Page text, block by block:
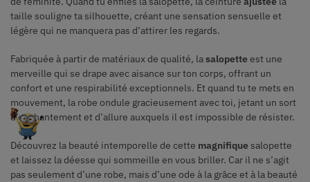
taille souligne ta silhouette, créant une sensation sensuelle et
légère qui ne manquera pas d’attirer les regards.
Fabriquée à partir de matériaux de qualité, lasalopetteest une
merveille qui se drape avec aisance sur ton corps, offrant un
confort et une respirabilité exceptionnels. Et quand tu te mets en
mouvement, la robe ondule gracieusement avec toi, jetant un sort
d’enchantement et d’allure auxquels il est impossible de résister.
Découvrez la beauté intemporelle de cette magnifique salopette
et laissez la déesse qui sommeille en vous briller. Car il ne s’agit
pas seulement d’une robe, mais d’une ode à la grâce et à la beauté